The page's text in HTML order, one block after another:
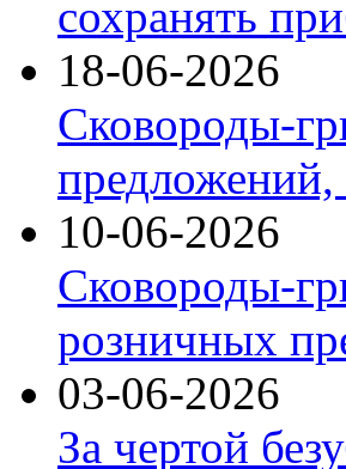
сохранять
18-06-2026
Сковороды-
10-06-2026
Сковороды-
розничных
03-06-2026
За чертой